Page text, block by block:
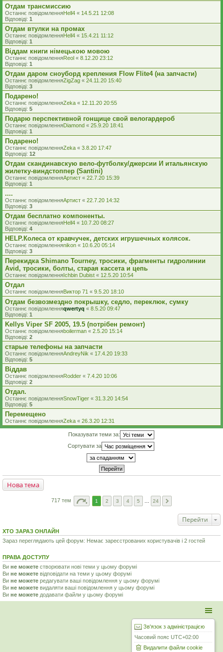
Отдам трансмиссию
Останнє повідомленняHell4 « 14.5.21 12:08
Відповіді: 1
Отдам втулки на промах
Останнє повідомленняHell4 « 15.4.21 11:12
Відповіді: 1
Віддам книги німецькою мовою
Останнє повідомленняReol « 8.12.20 23:12
Відповіді: 1
Отдам даром сноуборд крепления Flow Flite4 (на запчасти)
Останнє повідомленняZigZag « 24.11.20 15:40
Відповіді: 3
Подарено!
Останнє повідомленняZeka « 12.11.20 20:55
Відповіді: 5
Подарю перспективной гонщице свой велогардероб
Останнє повідомленняDiamond « 25.9.20 18:41
Відповіді: 1
Подарено!
Останнє повідомленняZeka « 3.8.20 17:47
Відповіді: 12
Отдам скандинавскую вело-футболку/джерсии И итальянскую
жилетку-виндстоппер (Santini)
Останнє повідомленняАртист « 22.7.20 15:39
Відповіді: 1
....
Останнє повідомленняАртист « 22.7.20 14:32
Відповіді: 3
Отдам бесплатно компоненты.
Останнє повідомленняHell4 « 10.7.20 08:27
Відповіді: 4
HELP.Колеса от кравчучек, детских игрушечных колясок.
Останнє повідомленняnikon « 10.6.20 05:14
Відповіді: 3
Перекидка Shimano Tourney, тросики, фрагменты гидролинии
Avid, тросики, болты, старая кассета и цепь
Останнє повідомленняIchbin Dubist « 12.5.20 10:54
Отдал
Останнє повідомленняВиктор 71 « 9.5.20 18:10
Отдам безвозмездно покрышку, седло, переклюк, сумку
Останнє повідомленняqwertyq « 8.5.20 09:47
Відповіді: 1
Kellys Viper SF 2005, 19.5 (потрібен ремонт)
Останнє повідомленняboilerman « 2.5.20 15:14
Відповіді: 2
старые телефоны на запчасти
Останнє повідомленняAndreyNik « 17.4.20 19:33
Відповіді: 5
Віддав
Останнє повідомленняRodder « 7.4.20 10:06
Відповіді: 2
Отдал.
Останнє повідомленняSnowTiger « 31.3.20 14:54
Відповіді: 5
Перемещено
Останнє повідомленняZeka « 26.3.20 12:31
Показувати теми за:
Сортувати за
Нова тема
717 тем 1 2 3 4 5 24
Перейти
ХТО ЗАРАЗ ОНЛАЙН
Зараз переглядають цей форум: Немає зареєстрованих користувачів і 2 гостей
ПРАВА ДОСТУПУ
Ви не можете створювати нові теми у цьому форумі
Ви не можете відповідати на теми у цьому форумі
Ви не можете редагувати ваші повідомлення у цьому форумі
Ви не можете видаляти ваші повідомлення у цьому форумі
Ви не можете додавати файли у цьому форумі
Зв'язок з адміністрацією
Часовий пояс UTC+02:00
Видалити файли cookie